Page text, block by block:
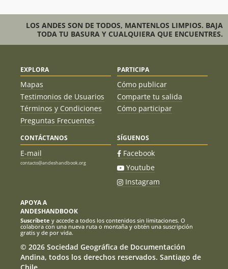
LOS ANDES SON DE TODOS, MANTENLOS LIMPIOS. BAJA
TODA TU BASURA Y CUALQUIERA QUE ENCUENTRES.
EXPLORA
Mapas
Testimonios de Usuarios
Términos y Condiciones
Preguntas Frecuentes
PARTICIPA
Cómo publicar
Comparte tu salida
Cómo participar
CONTÁCTANOS
E-mail
contacto@andeshandbook.org
SÍGUENOS
Facebook
Youtube
Instagram
APOYA A
ANDESHANDBOOK
Suscríbete y accede a todos los contenidos sin limitaciones. O
colabora con una nueva ruta o montaña y obtén una suscripción
gratis y de por vida.
© 2026 Sociedad Geográfica de Documentación
Andina, todos los derechos reservados. Santiago de
Chile.